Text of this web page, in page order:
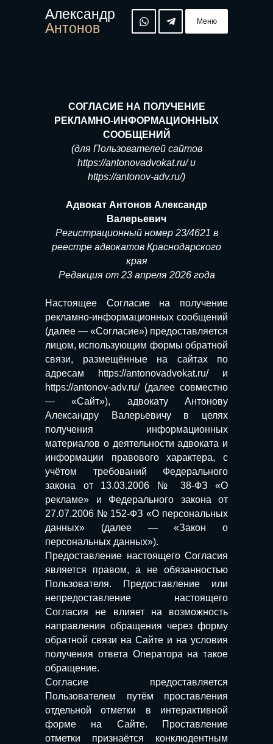
Александр
Антонов
Меню
СОГЛАСИЕ НА ПОЛУЧЕНИЕ
РЕКЛАМНО-ИНФОРМАЦИОННЫХ
СООБЩЕНИЙ
(для Пользователей сайтов
https://antonovadvokat.ru/ и
https://antonov-adv.ru/)
Адвокат Антонов Александр
Валерьевич
Регистрационный номер 23/4621 в
реестре адвокатов Краснодарского
края
Редакция от 23 апреля 2026 года
Настоящее Согласие на получение
рекламно-информационных сообщений
(далее — «Согласие») предоставляется
лицом, использующим формы обратной
связи, размещённые на сайтах по
адресам https://antonovadvokat.ru/ и
https://antonov-adv.ru/ (далее совместно
— «Сайт»), адвокату Антонову
Александру Валерьевичу в целях
получения информационных
материалов о деятельности адвоката и
информации правового характера, с
учётом требований Федерального
закона от 13.03.2006 № 38-ФЗ «О
рекламе» и Федерального закона от
27.07.2006 № 152-ФЗ «О персональных
данных» (далее — «Закон о
персональных данных»).
Предоставление настоящего Согласия
является правом, а не обязанностью
Пользователя. Предоставление или
непредоставление настоящего
Согласия не влияет на возможность
направления обращения через форму
обратной связи на Сайте и на условия
получения ответа Оператора на такое
обращение.
Согласие предоставляется
Пользователем путём проставления
отдельной отметки в интерактивной
форме на Сайте. Проставление
отметки признаётся конклюдентным